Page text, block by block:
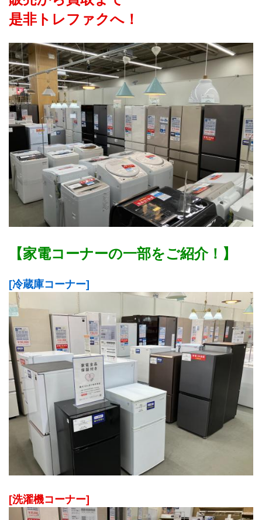
是非トレファクへ！
【家電コーナーの一部をご紹介！】
[冷蔵庫コーナー]
[洗濯機コーナー]